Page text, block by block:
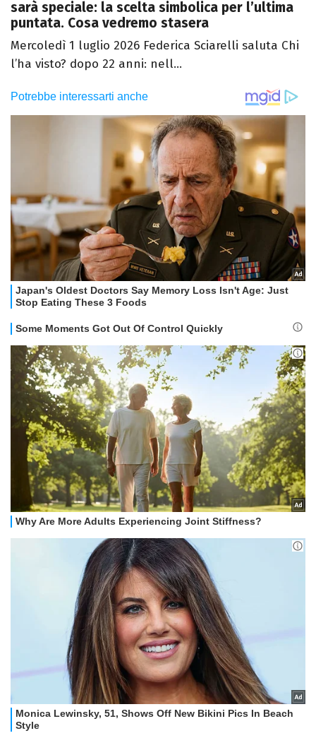
sarà speciale: la scelta simbolica per l’ultima
puntata. Cosa vedremo stasera
Mercoledì 1 luglio 2026 Federica Sciarelli saluta Chi
l’ha visto? dopo 22 anni: nell...